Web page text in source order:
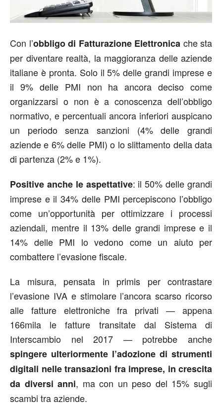
Con l’obbligo di Fatturazione Elettronica che sta
per diventare realtà, la maggioranza delle aziende
italiane è pronta. Solo il 5% delle grandi imprese e
il 9% delle PMI non ha ancora deciso come
organizzarsi o non è a conoscenza dell’obbligo
normativo, e percentuali ancora inferiori auspicano
un periodo senza sanzioni (4% delle grandi
aziende e 6% delle PMI) o lo slittamento della data
di partenza (2% e 1%).
Positive anche le aspettative: il 50% delle grandi
imprese e il 34% delle PMI percepiscono l’obbligo
come un’opportunità per ottimizzare i processi
aziendali, mentre il 13% delle grandi imprese e il
14% delle PMI lo vedono come un aiuto per
combattere l’evasione fiscale.
La misura, pensata in primis per contrastare
l’evasione IVA e stimolare l’ancora scarso ricorso
alle fatture elettroniche fra privati — appena
166mila le fatture transitate dal Sistema di
Interscambio nel 2017 — potrebbe anche
spingere ulteriormente l’adozione di strumenti
digitali nelle transazioni fra imprese, in crescita
da diversi anni, ma con un peso del 15% sugli
scambi tra aziende.